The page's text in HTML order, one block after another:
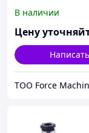
В наличии
Цену
Написать
ТОО Force